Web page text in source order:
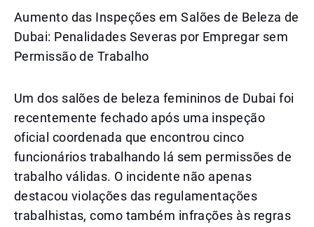
Aumento das Inspeções em Salões de Beleza de
Dubai: Penalidades Severas por Empregar sem
Permissão de Trabalho
Um dos salões de beleza femininos de Dubai foi
recentemente fechado após uma inspeção
oficial coordenada que encontrou cinco
funcionários trabalhando lá sem permissões de
trabalho válidas. O incidente não apenas
destacou violações das regulamentações
trabalhistas, como também infrações às regras